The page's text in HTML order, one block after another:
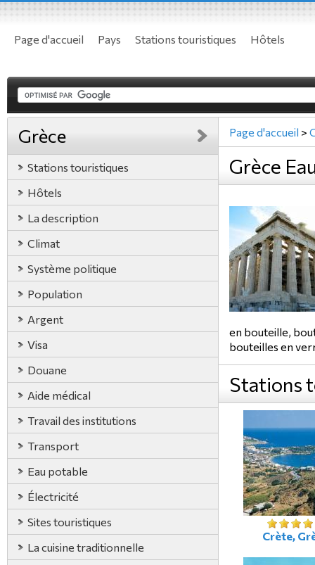
Page d'accueil Pays Stations touristiques Hôtels
Grèce
Stations touristiques
Hôtels
La description
Climat
Système politique
Population
Argent
Visa
Douane
Aide médical
Travail des institutions
Transport
Eau potable
Électricité
Sites touristiques
La cuisine traditionnelle
Page d'accueil >
Grèce
en bouteille,
bouteilles en
Stations
Crète,